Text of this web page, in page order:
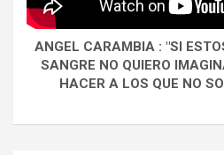
ANGEL CARAMBIA : "SI
SANGRE NO QUIERO
HACER A LOS QUE NO